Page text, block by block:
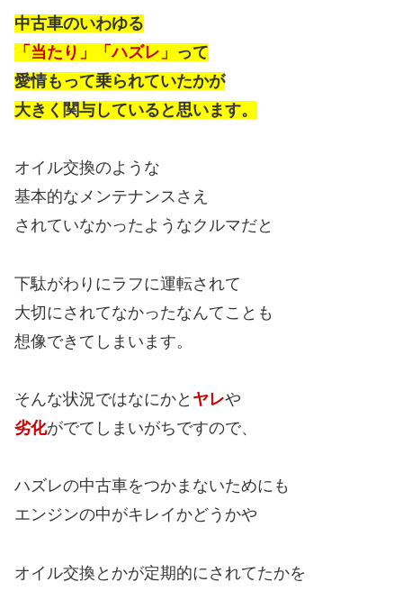
中古車のいわゆる
「当たり」「ハズレ」 って
愛情もって乗られていたかが
大きく関与していると思います。
オイル交換のような
基本的なメンテナンスさえ
されていなかったようなクルマだと
下駄がわりにラフに運転されて
大切にされてなかったなんてことも
想像できてしまいます。
そんな状況ではなにかと ヤレや
劣化がでてしまいがちですので、
ハズレの中古車をつかまないためにも
エンジンの中がキレイかどうかや
オイル交換とかが定期的にされてたかを